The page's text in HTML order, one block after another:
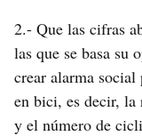
2.- Que las cifras
las que se basa su
crear alarma
en bici, es decir, la
y el número de